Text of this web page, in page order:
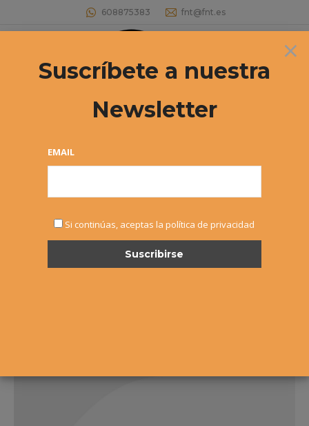
608875383 fnt@fnt.es
Buscar:
Convocatoria de Becas a la
×
Suscríbete a nuestra
Newsletter
EMAIL
Si continúas, aceptas la política de privacidad